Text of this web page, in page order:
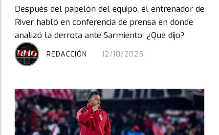
Después del papelón del equipo, el entrenador de
River habló en conferencia de prensa en donde
analizó la derrota ante Sarmiento. ¿Qué dijo?
12/10/2025
REDACCIÓN